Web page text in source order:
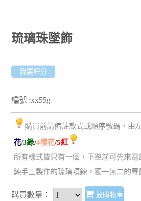
琉璃珠墜飾
我要評分
編號 :xx55g
購買前請備註款式或順序號碼，由
花/3綠/4櫻花/5紅
所有樣式皆只有一個，下單前可先來電
純手工製作的琉璃項鍊，獨一無二的專
購買數量： 放購物車